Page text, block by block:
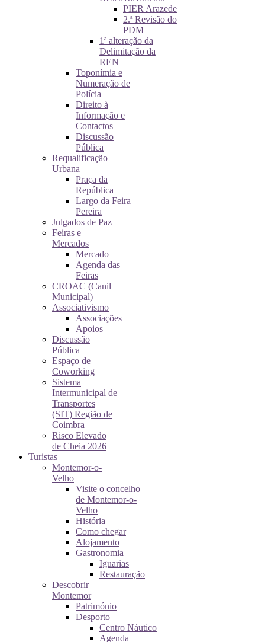
PIER Arazede
2.ª Revisão do
PDM
1ª alteração da
Delimitação da
REN
Toponímia e
Numeração de
Polícia
Direito à
Informação e
Contactos
Discussão
Pública
Requalificação
Urbana
Praça da
República
Largo da Feira |
Pereira
Julgados de Paz
Feiras e
Mercados
Mercado
Agenda das
Feiras
CROAC (Canil
Municipal)
Associativismo
Associações
Apoios
Discussão
Pública
Espaço de
Coworking
Sistema
Intermunicipal de
Transportes
(SIT) Região de
Coimbra
Risco Elevado
de Cheia 2026
Turistas
Montemor-o-
Velho
Visite o concelho
de Montemor-o-
Velho
História
Como chegar
Alojamento
Gastronomia
Iguarias
Restauração
Descobrir
Montemor
Património
Desporto
Centro Náutico
Agenda